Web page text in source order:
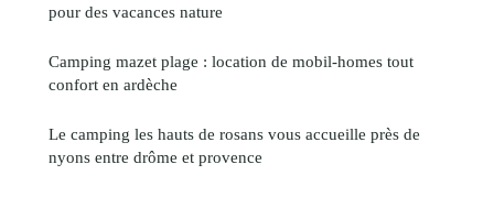
pour des vacances nature
Camping mazet plage : location de mobil-homes tout
confort en ardèche
Le camping les hauts de rosans vous accueille près de
nyons entre drôme et provence